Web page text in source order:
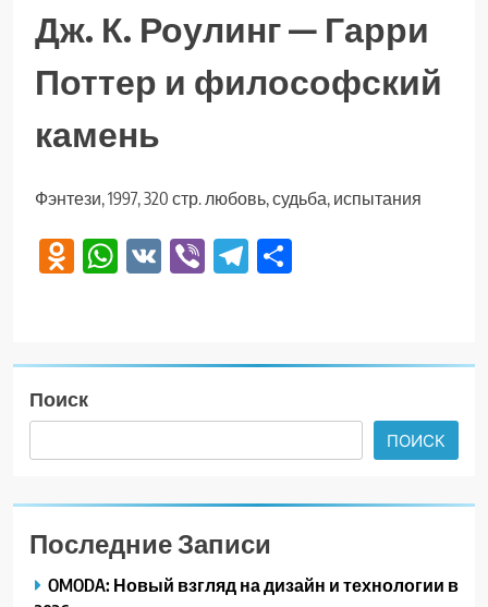
Дж. К. Роулинг — Гарри
Поттер и философский
камень
Фэнтези, 1997, 320 стр. любовь, судьба, испытания
Odnoklassniki
WhatsApp
VK ViberTelegram
Поиск
ПОИСК
Последние Записи
OMODA: Новый взгляд на дизайн и технологии в